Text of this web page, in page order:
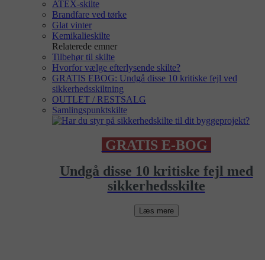
ATEX-skilte
Brandfare ved tørke
Glat vinter
Kemikalieskilte
Relaterede emner
Tilbehør til skilte
Hvorfor vælge efterlysende skilte?
GRATIS EBOG: Undgå disse 10 kritiske fejl ved
sikkerhedsskiltning
OUTLET / RESTSALG
Samlingspunktskilte
GRATIS E-BOG
Undgå disse 10 kritiske fejl med
sikkerhedsskilte
Læs mere